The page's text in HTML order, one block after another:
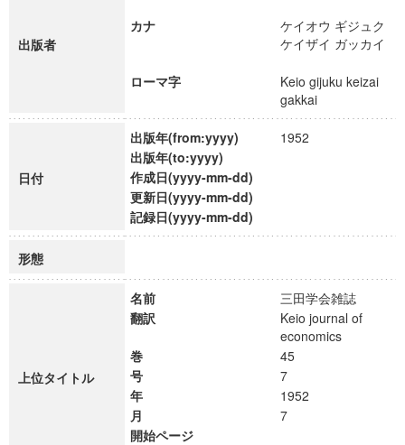
出版者
カナ
ケイオウ ギジュク
ケイザイ ガッカイ
ローマ字
Keio gijuku keizai
gakkai
日付
出版年(from:yyyy)
1952
出版年(to:yyyy)
作成日(yyyy-mm-dd)
更新日(yyyy-mm-dd)
記録日(yyyy-mm-dd)
形態
上位タイトル
名前
三田学会雑誌
翻訳
Keio journal of
economics
巻
45
号
7
年
1952
月
7
開始ページ